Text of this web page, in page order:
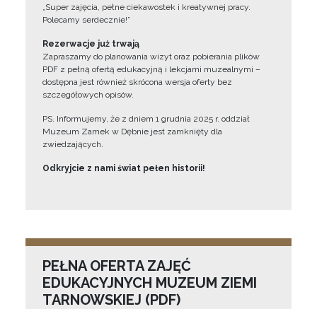
„Super zajęcia, pełne ciekawostek i kreatywnej pracy.
Polecamy serdecznie!”
Rezerwacje już trwają
Zapraszamy do planowania wizyt oraz pobierania plików
PDF z pełną ofertą edukacyjną i lekcjami muzealnymi –
dostępna jest również skrócona wersja oferty bez
szczegółowych opisów.
PS. Informujemy, że z dniem 1 grudnia 2025 r. oddział
Muzeum Zamek w Dębnie jest zamknięty dla
zwiedzających.
Odkryjcie z nami świat pełen historii!
PEŁNA OFERTA ZAJĘĆ
EDUKACYJNYCH MUZEUM ZIEMI
TARNOWSKIEJ (PDF)